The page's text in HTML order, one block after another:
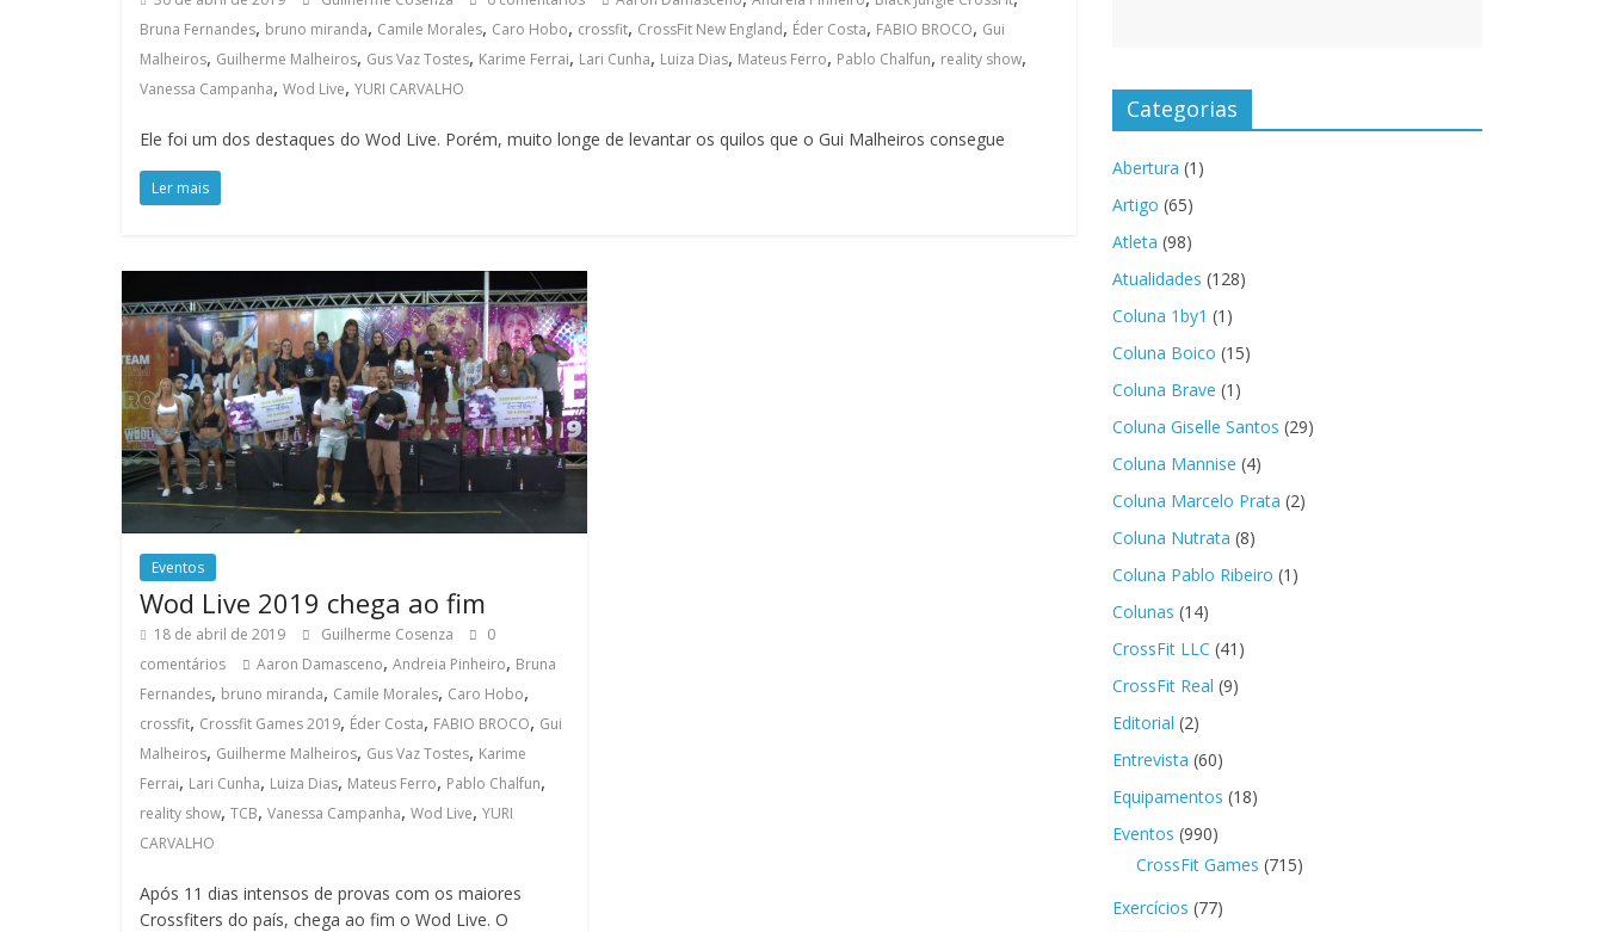
Bruna Fernandes, bruno miranda, Camile Morales, Caro Hobo, crossfit, CrossFit New England, Éder Costa, FABIO BROCO, Gui
Malheiros, Guilherme Malheiros, Gus Vaz Tostes, Karime Ferrai, Lari Cunha, Luiza Dias, Mateus Ferro, Pablo Chalfun, reality show,
Vanessa Campanha, Wod Live, YURI CARVALHO
Ele foi um dos destaques do Wod Live. Porém, muito longe de levantar os quilos que o Gui Malheiros consegue
Ler mais
Eventos
Wod Live 2019 chega ao fim
18 de abril de 2019 Guilherme Cosenza
0
comentários
Aaron Damasceno, Andreia Pinheiro, Bruna
Fernandes, bruno miranda, Camile Morales, Caro Hobo,
crossfit, Crossfit Games 2019, Éder Costa, FABIO BROCO, Gui
Malheiros, Guilherme Malheiros, Gus Vaz Tostes, Karime
Ferrai, Lari Cunha, Luiza Dias, Mateus Ferro, Pablo Chalfun,
reality show, TCB, Vanessa Campanha, Wod Live, YURI
CARVALHO
Após 11 dias intensos de provas com os maiores
Crossfiters do país, chega ao fim o Wod Live. O
Categorias
Abertura (1)
Artigo (65)
Atleta (98)
Atualidades (128)
Coluna 1by1 (1)
Coluna Boico (15)
Coluna Brave (1)
Coluna Giselle Santos (29)
Coluna Mannise (4)
Coluna Marcelo Prata (2)
Coluna Nutrata (8)
Coluna Pablo Ribeiro (1)
Colunas (14)
CrossFit LLC (41)
CrossFit Real (9)
Editorial (2)
Entrevista (60)
Equipamentos (18)
Eventos (990)
CrossFit Games (715)
Exercícios (77)